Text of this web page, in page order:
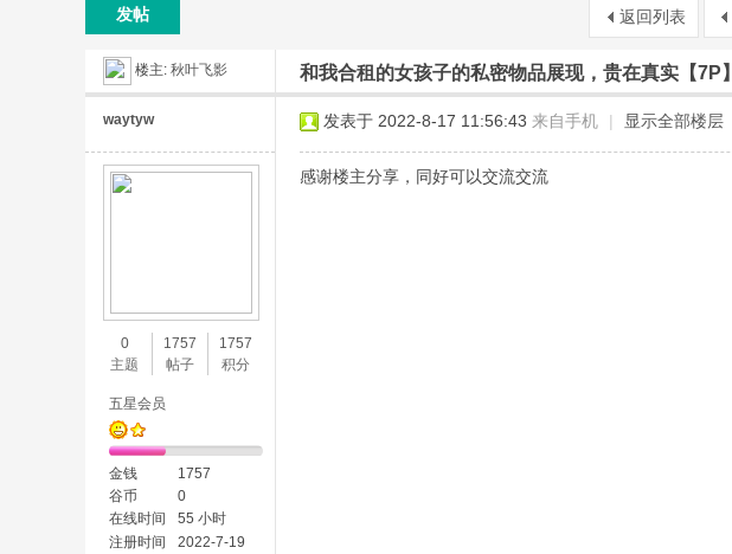
» › ›
返回列表
发帖
楼主: 秋叶飞影 和我合租的女孩子的私密物品展现，贵在真实【7P】
waytyw
0
主题
1757
帖子
1757
积分
五星会员
金钱
1757
谷币
0
在线时间
55 小时
注册时间
2022-7-19
发表于 2022-8-17 11:56:43 来自手机 | 显示全部楼层
感谢楼主分享，同好可以交流交流